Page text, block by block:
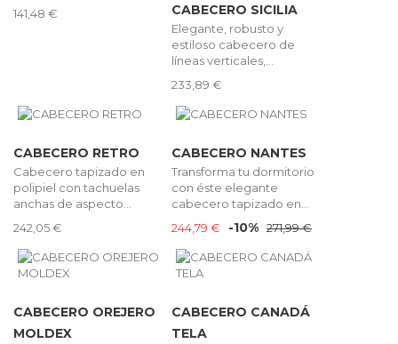
141,48 €
CABECERO SICILIA
Elegante, robusto y
estiloso cabecero de
líneas verticales,...
233,89 €
CABECERO RETRO
Cabecero tapizado en
polipiel con tachuelas
anchas de aspecto...
242,05 €
CABECERO NANTES
Transforma tu dormitorio
con éste elegante
cabecero tapizado en...
244,79 €
-10% 271,99 €
CABECERO OREJERO
MOLDEX
CABECERO CANADÁ
TELA